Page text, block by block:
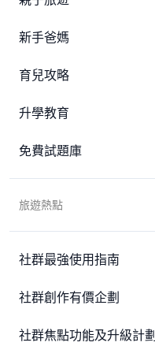
新手爸媽
育兒攻略
升學教育
免費試題庫
旅遊熱點
社群最強使用指南
社群創作有價企劃
社群焦點功能及升級計劃